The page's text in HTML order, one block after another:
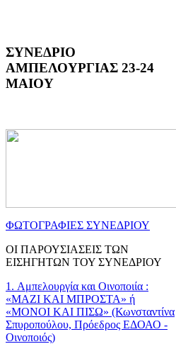
ΣΥΝΕΔΡΙΟ
ΑΜΠΕΛΟΥΡΓΙΑΣ 23-24
ΜΑΙΟΥ
ΦΩΤΟΓΡΑΦΙΕΣ ΣΥΝΕΔΡΙΟΥ
ΟΙ ΠΑΡΟΥΣΙΑΣΕΙΣ ΤΩΝ
ΕΙΣΗΓΗΤΩΝ ΤΟΥ ΣΥΝΕΔΡΙΟΥ
1. Αμπελουργία και Οινοποιία :
«ΜΑΖΙ ΚΑΙ ΜΠΡΟΣΤΑ» ή
«ΜΟΝΟΙ ΚΑΙ ΠΙΣΩ» (Κωνσταντίνα
Σπυροπούλου, Πρόεδρος ΕΔΟΑΟ -
Οινοποιός)